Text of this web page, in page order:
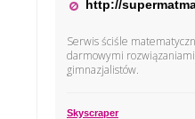
http://
Serwis ściśle
darmowymi
gimnazjalistów.
Skyscraper